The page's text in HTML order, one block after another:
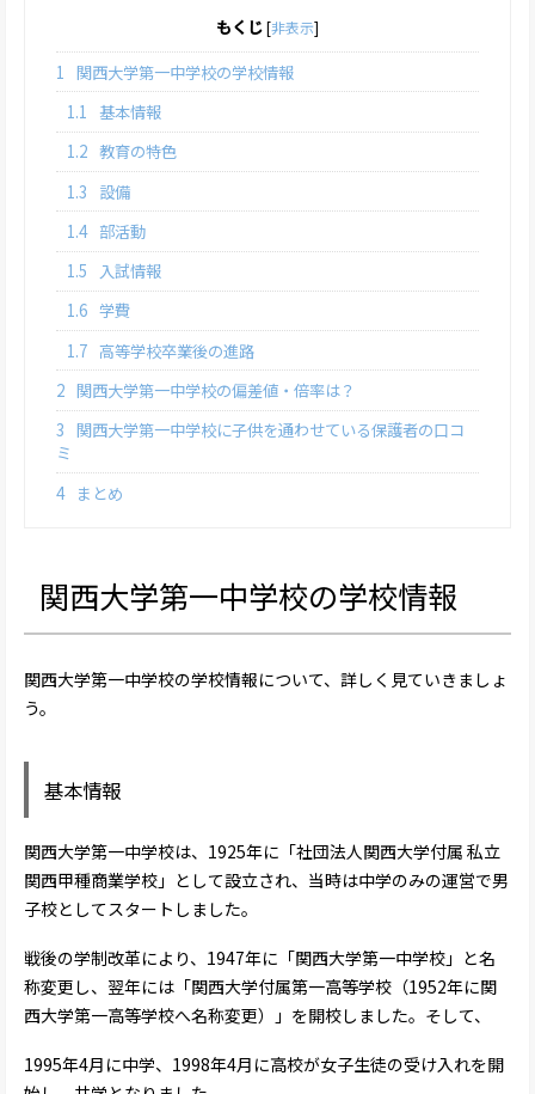
もくじ[非表示]
1
関西大学第一中学校の学校情報
1.1 基本情報
1.2 教育の特色
1.3
設備
1.4 部活動
1.5
入試情報
1.6 学費
1.7 高等学校卒業後の進路
2 関西大学第一中学校の偏差値・倍率は？
3 関西大学第一中学校に子供を通わせている保護者の口コ
ミ
4
まとめ
関西大学第一中学校の学校情報
関西大学第一中学校の学校情報について、詳しく見ていきましょ
う。
基本情報
関西大学第一中学校は、1925年に「社団法人関西大学付属 私立
関西甲種商業学校」として設立され、当時は中学のみの運営で男
子校としてスタートしました。
戦後の学制改革により、1947年に「関西大学第一中学校」と名
称変更し、翌年には「関西大学付属第一高等学校（1952年に関
西大学第一高等学校へ名称変更）」を開校しました。そして、
1995年4月に中学、1998年4月に高校が女子生徒の受け入れを開